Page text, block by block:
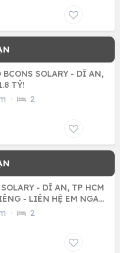
SOLARY - DĨ AN,
TỶ!
· 2
- DĨ AN, TP HCM
- LIÊN HỆ EM NGAY
· 2